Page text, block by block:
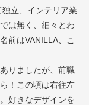
立、インテリア業
は無く、細々とわ
前はVANILLA、こ
りましたが、前職
！この頃は右往左
好きなデザインを